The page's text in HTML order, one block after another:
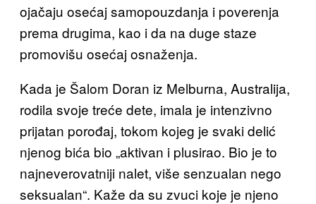
ojačaju osećaj samopouzdanja i poverenja
prema drugima, kao i da na duge staze
promovišu osećaj osnaženja.
Kada je Šalom Doran iz Melburna, Australija,
rodila svoje treće dete, imala je intenzivno
prijatan porođaj, tokom kojeg je svaki delić
njenog bića bio „aktivan i plusirao. Bio je to
najneverovatniji nalet, više senzualan nego
seksualan“. Kaže da su zvuci koje je njeno